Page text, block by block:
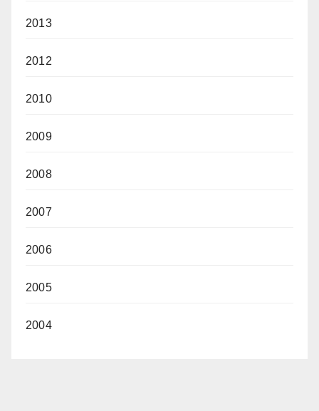
2013
2012
2010
2009
2008
2007
2006
2005
2004